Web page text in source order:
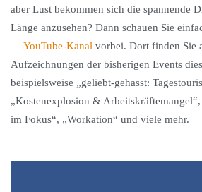
aber Lust bekommen sich die spannende
Länge anzusehen? Dann schauen Sie
YouTube-Kanal vorbei. Dort finden Sie
Aufzeichnungen der bisherigen Events
beispielsweise „geliebt-gehasst:
„Kostenexplosion &
im Fokus“, „Workation“ und viele mehr.